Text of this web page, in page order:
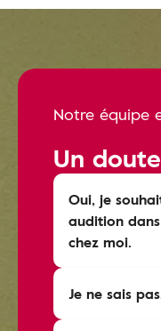
Notre équipe
Un
Oui, je
audition
chez moi.
Je ne sais